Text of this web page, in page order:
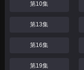
第10集
第13集
第16集
第19集